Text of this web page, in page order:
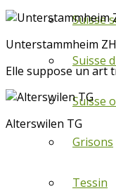
Suisse
Suisse
Suisse
Grisons
Tessin
Unterstammheim ZH
Elle suppose un art
Alterswilen TG